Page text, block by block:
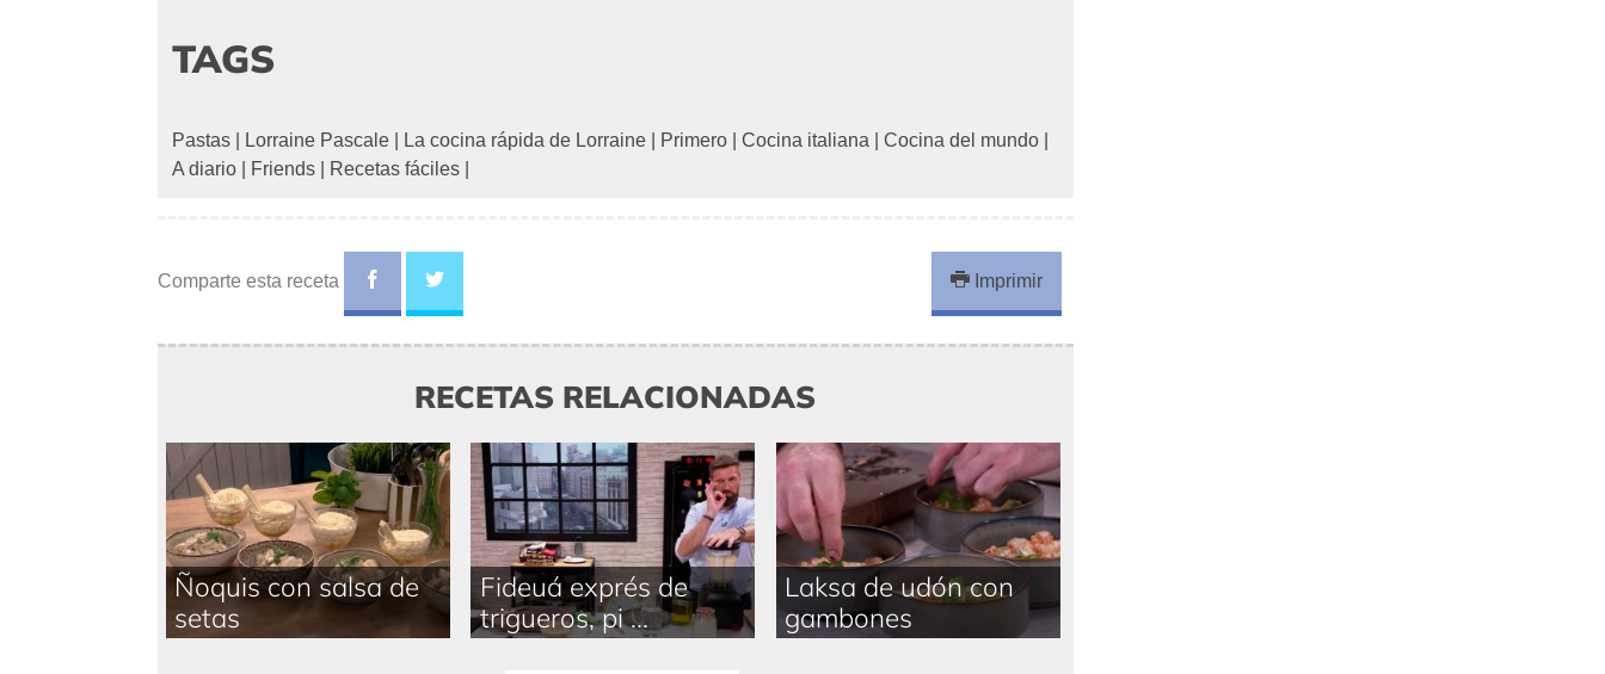
TAGS
Pastas Lorraine Pascale La cocina rápida de Lorraine Primero Cocina italiana Cocina del mundo
A diario
Friends Recetas fáciles
Comparte esta receta Imprimir
RECETAS RELACIONADAS
Ñoquis con salsa de
setas
Fideuá exprés de
trigueros, pi ...
Laksa de udón con
gambones